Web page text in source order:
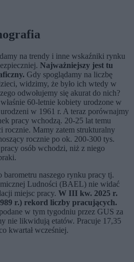
na trendy i inne wskaźniki rynku
Najważniejszy jest tu
Gdy spoglądamy na liczbę
widzimy, że było ich wtedy w
odwołujemy się akurat do nich?
60-letnie kobiety urodzone w
w 1961 r. A teraz porównajmy
pracy wchodzą. 20-25 lat temu
rocznie. Mamy zatem strukturalny
rocznie po ok. 200-300 tys.
osób wchodzi, niż z niego
barometru naszego rynku pracy tj.
Ludności (BAEL) nie widać
miejsc pracy. W III kw. 2025 r.
r.) rekord liczby pracujących.
w tym tygodniu przez GUS za
nie likwidują etatów. Pracuje 17,35
kwartał wcześniej.